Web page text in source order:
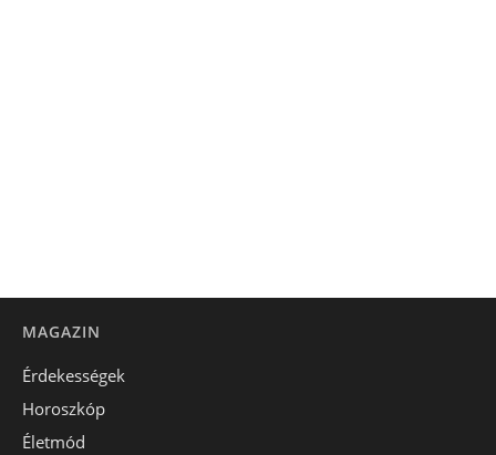
MAGAZIN
Érdekességek
Horoszkóp
Életmód